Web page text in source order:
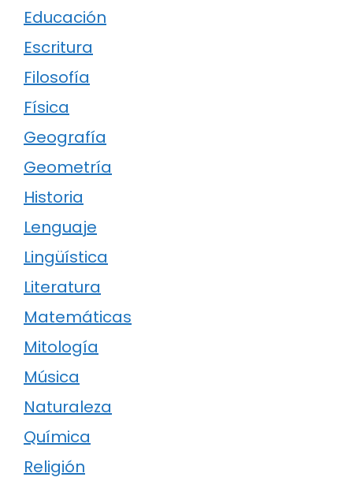
Educación
Escritura
Filosofía
Física
Geografía
Geometría
Historia
Lenguaje
Lingüística
Literatura
Matemáticas
Mitología
Música
Naturaleza
Química
Religión